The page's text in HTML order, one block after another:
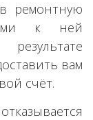
ремонтную
к ней
вам
счёт.